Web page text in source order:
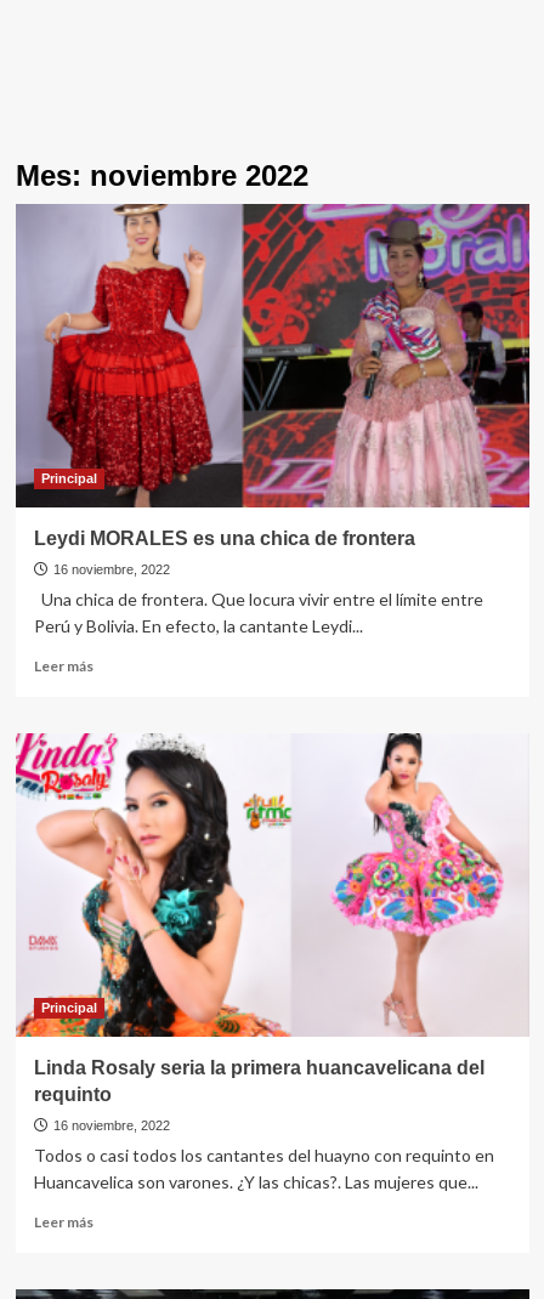
Mes: noviembre 2022
Principal
Leydi MORALES es una chica de frontera
16 noviembre, 2022
Una chica de frontera. Que locura vivir entre el límite entre
Perú y Bolivia. En efecto, la cantante Leydi...
Leer másLeer
Leydi
MORALES
es
una
chica
de
frontera
Principal
Linda Rosaly seria la primera huancavelicana del
requinto
16 noviembre, 2022
Todos o casi todos los cantantes del huayno con requinto en
Huancavelica son varones. ¿Y las chicas?. Las mujeres que...
Leer másLeer
Linda